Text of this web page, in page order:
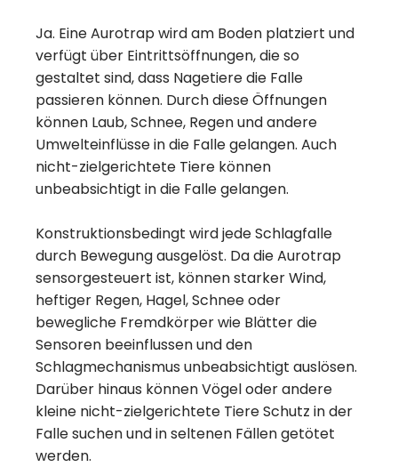
Ja. Eine Aurotrap wird am Boden platziert und
verfügt über Eintrittsöffnungen, die so
gestaltet sind, dass Nagetiere die Falle
passieren können. Durch diese Öffnungen
können Laub, Schnee, Regen und andere
Umwelteinflüsse in die Falle gelangen. Auch
nicht-zielgerichtete Tiere können
unbeabsichtigt in die Falle gelangen.
Konstruktionsbedingt wird jede Schlagfalle
durch Bewegung ausgelöst. Da die Aurotrap
sensorgesteuert ist, können starker Wind,
heftiger Regen, Hagel, Schnee oder
bewegliche Fremdkörper wie Blätter die
Sensoren beeinflussen und den
Schlagmechanismus unbeabsichtigt auslösen.
Darüber hinaus können Vögel oder andere
kleine nicht-zielgerichtete Tiere Schutz in der
Falle suchen und in seltenen Fällen getötet
werden.